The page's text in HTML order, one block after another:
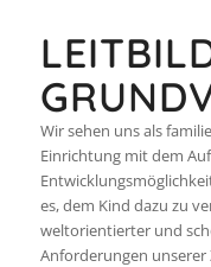
Wir sehen uns als
Einrichtung mit dem
es, dem Kind dazu zu
weltorientierter und
Anforderungen